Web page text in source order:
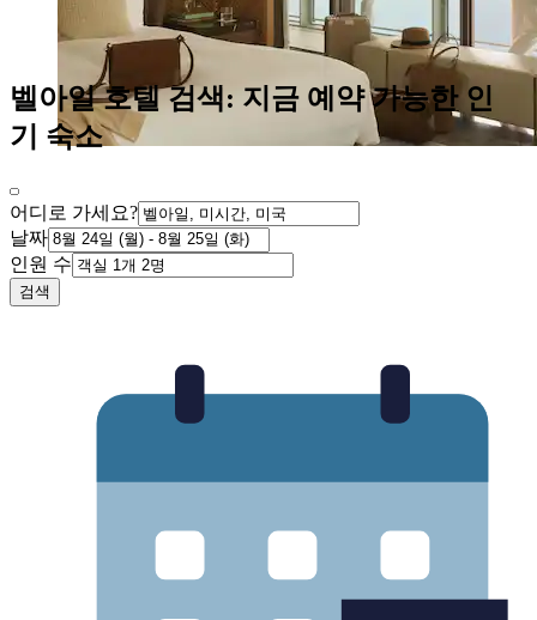
벨아일 호텔 검색: 지금 예약 가능한 인
기 숙소
어디로 가세요?
날짜
인원 수
검색